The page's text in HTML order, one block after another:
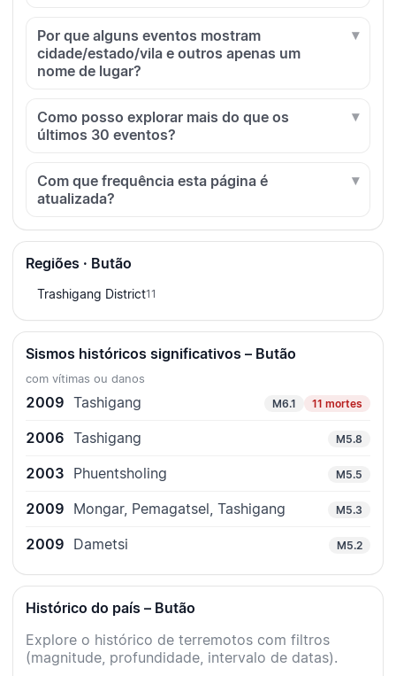
Por que alguns eventos mostram
cidade/estado/vila e outros apenas um
nome de lugar?
Como posso explorar mais do que os
últimos 30 eventos?
Com que frequência esta página é
atualizada?
Regiões · Butão
Trashigang District11
Sismos históricos significativos – Butão
com vítimas ou danos
2009 Tashigang M6.1 11 mortes
2006 Tashigang M5.8
2003 Phuentsholing M5.5
2009 Mongar, Pemagatsel, Tashigang M5.3
2009 Dametsi M5.2
Histórico do país – Butão
Explore o histórico de terremotos com filtros
(magnitude, profundidade, intervalo de datas).